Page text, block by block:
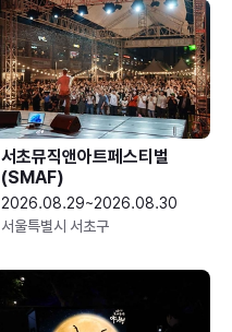
서초뮤직앤아트페스티벌
(SMAF)
2026.08.29~2026.08.30
서울특별시 서초구